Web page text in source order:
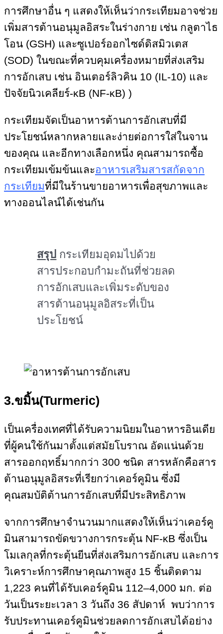
การศึกษาอื่น ๆ แสดงให้เห็นว่ากระเทียมอาจช่วย
เพิ่มสารต้านอนุมูลอิสระในร่างกาย เช่น กลูตาไธ
โอน (GSH) และซูเปอร์ออกไซด์ดิสมิวเตส
(SOD) ในขณะที่ควบคุมเครื่องหมายที่ส่งเสริม
การอักเสบ เช่น อินเตอร์ลิวคิน 10 (IL-10) และ
ปัจจัยนิวเคลียร์-κB (NF-κB) )
กระเทียมจัดเป็นอาหารต้านการอักเสบที่มี
ประโยชน์หลากหลายและง่ายต่อการใส่ในจาน
ของคุณ และอีกทางเลือกหนึ่ง คุณสามารถซื้อ
กระเทียมเข้มข้นและอาหารเสริมสารสกัดจาก
กระเทียมที่มีในร้านขายอาหารเพื่อสุขภาพและ
ทางออนไลน์ได้เช่นกัน
สรุป กระเทียมอุดมไปด้วย
สารประกอบกำมะถันที่ช่วยลด
การอักเสบและเพิ่มระดับของ
สารต้านอนุมูลอิสระที่เป็น
ประโยชน์
3.ขมิ้น(Turmeric)
เป็นเครื่องเทศที่ได้รับความนิยมในอาหารอินเดีย
ที่ผู้คนใช้กันมาตั้งแต่สมัยโบราณ อัดแน่นด้วย
สารออกฤทธิ์มากกว่า 300 ชนิด สารหลักคือสาร
ต้านอนุมูลอิสระที่เรียกว่าเคอร์คูมิน ซึ่งมี
คุณสมบัติต้านการอักเสบที่มีประสิทธิภาพ
จากการศึกษาจำนวนมากแสดงให้เห็นว่าเคอร์คู
มินสามารถขัดขวางการกระตุ้น NF-κB ซึ่งเป็น
โมเลกุลที่กระตุ้นยีนที่ส่งเสริมการอักเสบ และการ
วิเคราะห์การศึกษาคุณภาพสูง 15 ชิ้นติดตาม
1,223 คนที่ได้รับเคอร์คูมิน 112–4,000 มก. ต่อ
วันเป็นระยะเวลา 3 วันถึง 36 สัปดาห์ พบว่าการ
รับประทานเคอร์คูมินช่วยลดการอักเสบได้อย่าง